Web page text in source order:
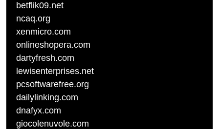
betflik09.net
ncaq.org
xenmicro.com
onlineshopera.com
dartyfresh.com
lewisenterprises.net
pcsoftwarefree.org
dailylinking.com
dnafyx.com
giocolenuvole.com